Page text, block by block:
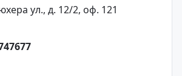
ул., д. 12/2, оф. 121